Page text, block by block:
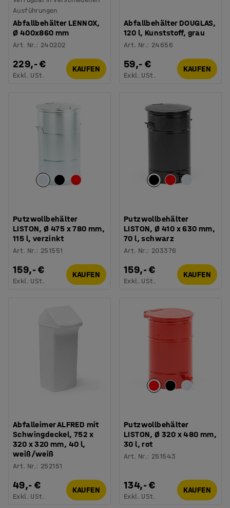
Ausführungen
Abfallbehälter LENNOX,
Ø 400x860 mm
Art. Nr.: 240202
229,- €
Exkl. USt.
KAUFEN
Abfallbehälter DOUGLAS,
120 l, Kunststoff, grau
Art. Nr.: 24656
59,- €
Exkl. USt.
KAUFEN
Putzwollbehälter
LISTON, Ø 475 x 780 mm,
115 l, verzinkt
Art. Nr.: 251551
159,- €
Exkl. USt.
KAUFEN
Putzwollbehälter
LISTON, Ø 410 x 630 mm,
70 l, schwarz
Art. Nr.: 203376
159,- €
Exkl. USt.
KAUFEN
Abfalleimer ALFRED mit
Schwingdeckel, 752 x
320 x 320 mm, 40 l,
weiß/weiß
Art. Nr.: 252151
49,- €
Exkl. USt.
KAUFEN
Putzwollbehälter
LISTON, Ø 320 x 480 mm,
30 l, rot
Art. Nr.: 251543
134,- €
Exkl. USt.
KAUFEN